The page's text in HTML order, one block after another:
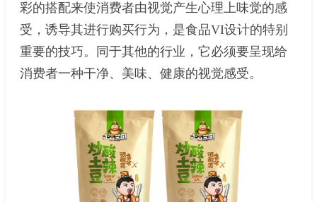
彩的搭配来使消费者由视觉产生心理上味觉的感
受，诱导其进行购买行为，是食品VI设计的特别
重要的技巧。同于其他的行业，它必须要呈现给
消费者一种干净、美味、健康的视觉感受。